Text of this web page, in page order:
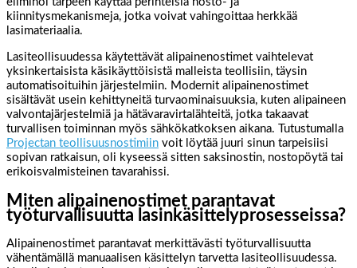
kiinnitysmekanismeja, jotka voivat vahingoittaa herkkää
lasimateriaalia.
Lasiteollisuudessa käytettävät alipainenostimet vaihtelevat
yksinkertaisista käsikäyttöisistä malleista teollisiin, täysin
automatisoituihin järjestelmiin. Modernit alipainenostimet
sisältävät usein kehittyneitä turvaominaisuuksia, kuten alipaineen
valvontajärjestelmiä ja hätävaravirtalähteitä, jotka takaavat
turvallisen toiminnan myös sähkökatkoksen aikana. Tutustumalla
Projectan teollisuusnostimiin voit löytää juuri sinun tarpeisiisi
sopivan ratkaisun, oli kyseessä sitten saksinostin, nostopöytä tai
erikoisvalmisteinen tavarahissi.
Miten alipainenostimet parantavat
työturvallisuutta lasinkäsittelyprosesseissa?
Alipainenostimet parantavat merkittävästi työturvallisuutta
vähentämällä manuaalisen käsittelyn tarvetta lasiteollisuudessa.